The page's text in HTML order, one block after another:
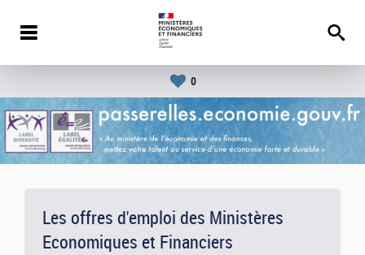
0
Les offres d'emploi des Ministères
Economiques et Financiers